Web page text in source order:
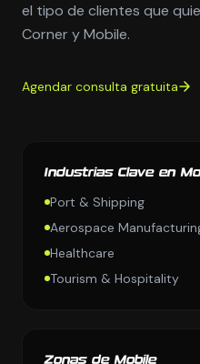
el tipo de clientes que
Corner y Mobile.
Agendar consulta gratuita
Industrias Clave en
Port & Shipping
Aerospace
Healthcare
Tourism & Hospitality
Zonas de Mobile